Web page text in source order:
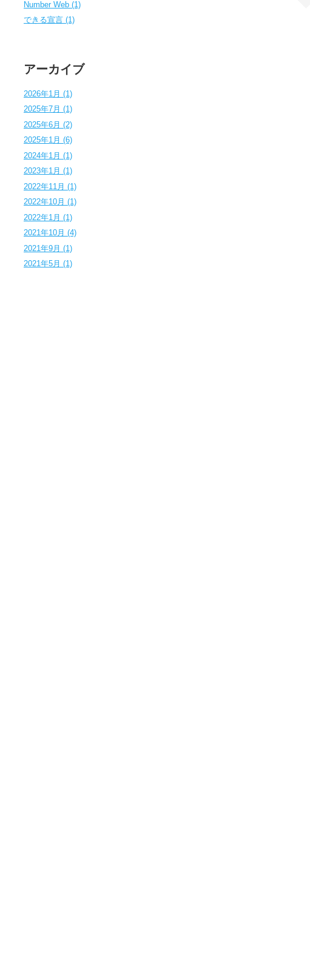
Number Web (1)
できる宣言 (1)
アーカイブ
2026年1月 (1)
2025年7月 (1)
2025年6月 (2)
2025年1月 (6)
2024年1月 (1)
2023年1月 (1)
2022年11月 (1)
2022年10月 (1)
2022年1月 (1)
2021年10月 (4)
2021年9月 (1)
2021年5月 (1)